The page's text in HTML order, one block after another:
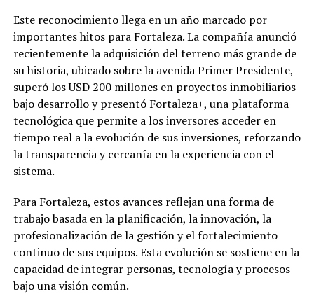
Este reconocimiento llega en un año marcado por
importantes hitos para Fortaleza. La compañía anunció
recientemente la adquisición del terreno más grande de
su historia, ubicado sobre la avenida Primer Presidente,
superó los USD 200 millones en proyectos inmobiliarios
bajo desarrollo y presentó Fortaleza+, una plataforma
tecnológica que permite a los inversores acceder en
tiempo real a la evolución de sus inversiones, reforzando
la transparencia y cercanía en la experiencia con el
sistema.
Para Fortaleza, estos avances reflejan una forma de
trabajo basada en la planificación, la innovación, la
profesionalización de la gestión y el fortalecimiento
continuo de sus equipos. Esta evolución se sostiene en la
capacidad de integrar personas, tecnología y procesos
bajo una visión común.